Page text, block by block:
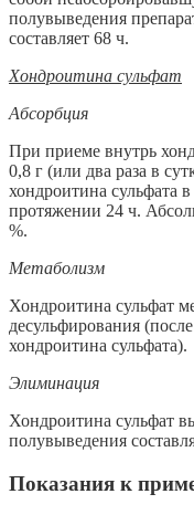
полувыведения
составляет 68 ч.
Хондроитина сульфат
Абсорбция
При приеме внутрь
0,8 г (или два раза в
хондроитина сульфата в
протяжении 24 ч.
%.
Метаболизм
Хондроитина сульфат
десульфирования
хондроитина сульфата).
Элиминация
Хондроитина сульфат
полувыведения
Показания к